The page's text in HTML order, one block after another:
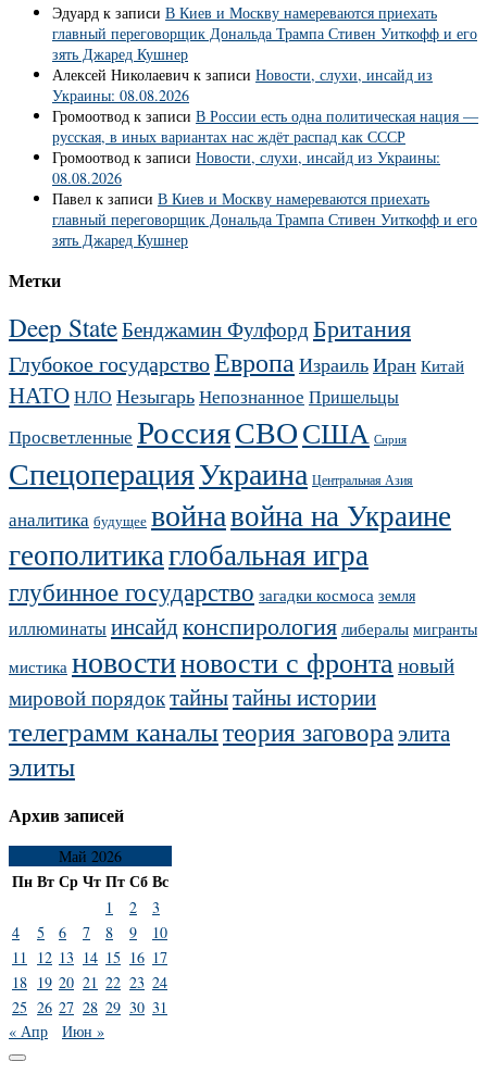
Эдуард к записи В Киев и Москву намереваются приехать
главный переговорщик Дональда Трампа Стивен Уиткофф и его
зять Джаред Кушнер
Алексей Николаевич к записи Новости, слухи, инсайд из
Украины: 08.08.2026
Громоотвод к записи В России есть одна политическая нация —
русская, в иных вариантах нас ждёт распад как СССР
Громоотвод к записи Новости, слухи, инсайд из Украины:
08.08.2026
Павел к записи В Киев и Москву намереваются приехать
главный переговорщик Дональда Трампа Стивен Уиткофф и его
зять Джаред Кушнер
Метки
Deep StateБенджамин ФулфордБритания
Глубокое государствоЕвропаИзраильИран Китай
НАТОНЛО НезыгарьНепознанное Пришельцы
Просветленные РоссияСВОСША Сирия
СпецоперацияУкраина Центральная Азия
аналитика будущее войнавойна на Украине
геополитикаглобальная игра
глубинное государство загадки космоса земля
иллюминатыинсайдконспирология либералы мигранты
мистика новостиновости с фронтановый
мировой порядоктайнытайны истории
телеграмм каналытеория заговораэлита
элиты
Архив записей
Май 2026
ПнВтСрЧтПтСбВс
1 2
3
4
5 6 7 8 9
10
11 12 13 14 15 16 17
18 19 20 21 22 23 24
25 26 27 28 29 30 31
« Апр
Июн »